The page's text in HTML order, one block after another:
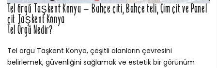
Tel örgü Taşkent Konya – Bahçe çiti, Bahçe teli, Çim çit ve Panel
çit Taşkent Konya
Tel Örgü Nedir?
Tel örgü Taşkent Konya, çeşitli alanların çevresini
belirlemek, güvenliğini sağlamak ve estetik bir görünüm